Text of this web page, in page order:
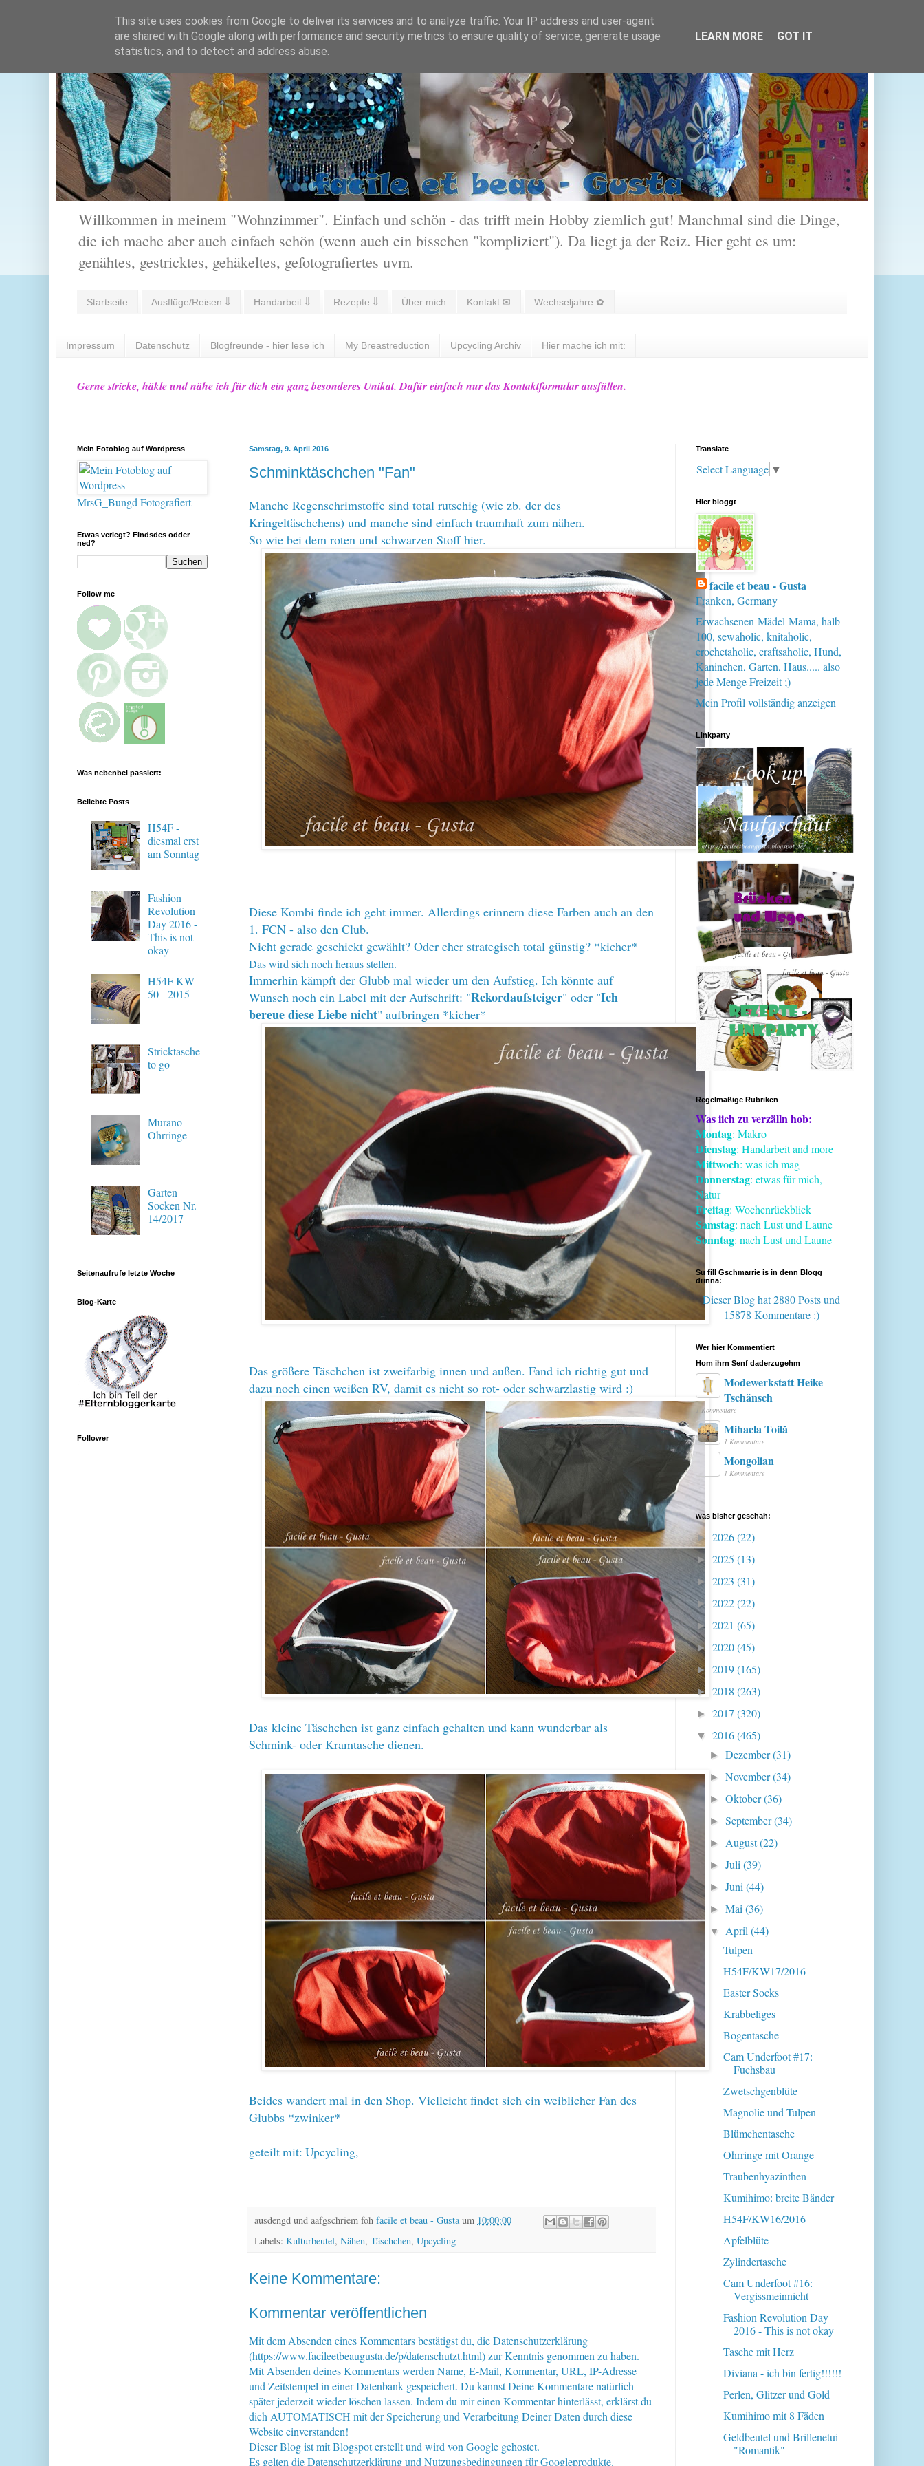
Willkommen in meinem "Wohnzimmer". Einfach und schön - das trifft mein Hobby ziemlich gut! Manchmal sind die Dinge,
die ich mache aber auch einfach schön (wenn auch ein bisschen "kompliziert"). Da liegt ja der Reiz. Hier geht es um:
genähtes, gestricktes, gehäkeltes, gefotografiertes uvm.
Startseite Ausflüge/Reisen ⇓ Handarbeit ⇓ Rezepte ⇓ Über mich Kontakt ✉ Wechseljahre ✿
Impressum Datenschutz Blogfreunde - hier lese ich My Breastreduction Upcycling Archiv Hier mache ich mit:
Gerne stricke, häkle und nähe ich für dich ein ganz besonderes Unikat. Dafür einfach nur das Kontaktformular ausfüllen.
Samstag, 9. April 2016
Schminktäschchen "Fan"
Manche Regenschrimstoffe sind total rutschig (wie zb. der des
Kringeltäschchens) und manche sind einfach traumhaft zum nähen.
So wie bei dem roten und schwarzen Stoff hier.
Diese Kombi finde ich geht immer. Allerdings erinnern diese Farben auch an den
1. FCN - also den Club.
Nicht gerade geschickt gewählt? Oder eher strategisch total günstig? *kicher*
Das wird sich noch heraus stellen.
Immerhin kämpft der Glubb mal wieder um den Aufstieg. Ich könnte auf
Wunsch noch ein Label mit der Aufschrift: "Rekordaufsteiger" oder "Ich
bereue diese Liebe nicht" aufbringen *kicher*
Das größere Täschchen ist zweifarbig innen und außen. Fand ich richtig gut und
dazu noch einen weißen RV, damit es nicht so rot- oder schwarzlastig wird :)
Das kleine Täschchen ist ganz einfach gehalten und kann wunderbar als
Schmink- oder Kramtasche dienen.
Beides wandert mal in den Shop. Vielleicht findet sich ein weiblicher Fan des
Glubbs *zwinker*
geteilt mit: Upcycling,
ausdengd und aafgschriem foh facile et beau - Gusta um 10:00:00
Labels: Kulturbeutel, Nähen, Täschchen, Upcycling
Keine Kommentare:
Kommentar veröffentlichen
Mit dem Absenden eines Kommentars bestätigst du, die Datenschutzerklärung
(https://www.facileetbeaugusta.de/p/datenschutzt.html) zur Kenntnis genommen zu haben.
Mit Absenden deines Kommentars werden Name, E-Mail, Kommentar, URL, IP-Adresse
und Zeitstempel in einer Datenbank gespeichert. Du kannst Deine Kommentare natürlich
später jederzeit wieder löschen lassen. Indem du mir einen Kommentar hinterlässt, erklärst du
dich AUTOMATISCH mit der Speicherung und Verarbeitung Deiner Daten durch diese
Website einverstanden!
Dieser Blog ist mit Blogspot erstellt und wird von Google gehostet.
Es gelten die Datenschutzerklärung und Nutzungsbedingungen für Googleprodukte.
Mein Fotoblog auf Wordpress
MrsG_Bungd Fotografiert
Etwas verlegt? Findsdes odder
ned?
Follow me
Was nebenbei passiert:
Beliebte Posts
H54F -
diesmal erst
am Sonntag
Fashion
Revolution
Day 2016 -
This is not
okay
H54F KW
50 - 2015
Stricktasche
to go
Murano-
Ohrringe
Garten -
Socken Nr.
14/2017
Seitenaufrufe letzte Woche
Blog-Karte
Follower
Translate
Select Language ▼
Hier bloggt
facile et beau - Gusta
Franken, Germany
Erwachsenen-Mädel-Mama, halb
100, sewaholic, knitaholic,
crochetaholic, craftsaholic, Hund,
Kaninchen, Garten, Haus..... also
jede Menge Freizeit ;)
Mein Profil vollständig anzeigen
Linkparty
Regelmäßige Rubriken
Was iich zu verzälln hob:
Montag: Makro
Dienstag: Handarbeit and more
Mittwoch: was ich mag
Donnerstag: etwas für mich,
Natur
Freitag: Wochenrückblick
Samstag: nach Lust und Laune
Sonntag: nach Lust und Laune
Su fill Gschmarrie is in denn Blogg
drinna:
Dieser Blog hat 2880 Postsund
15878 Kommentare :)
Wer hier Kommentiert
Hom ihrn Senf daderzugehm
Modewerkstatt Heike
Tschänsch
1 Kommentare
Mihaela Toilă
1 Kommentare
Mongolian
1 Kommentare
was bisher geschah:
► 2026(22)
► 2025 (13)
► 2023 (31)
► 2022(22)
► 2021 (65)
► 2020(45)
► 2019(165)
► 2018 (263)
► 2017 (320)
▼ 2016(465)
►Dezember(31)
►November(34)
►Oktober(36)
►September(34)
► August(22)
►Juli(39)
►Juni(44)
►Mai(36)
▼ April(44)
Tulpen
H54F/KW17/2016
Easter Socks
Krabbeliges
Bogentasche
Cam Underfoot #17:
Fuchsbau
Zwetschgenblüte
Magnolie und Tulpen
Blümchentasche
Ohrringe mit Orange
Traubenhyazinthen
Kumihimo: breite Bänder
H54F/KW16/2016
Apfelblüte
Zylindertasche
Cam Underfoot #16:
Vergissmeinnicht
Fashion Revolution Day
2016 - This is not okay
Tasche mit Herz
Diviana - ich bin fertig!!!!!!
Perlen, Glitzer und Gold
Kumihimo mit 8 Fäden
Geldbeutel und Brillenetui
"Romantik"
This site uses cookies from Google to deliver its services and to analyze traffic. Your IP address and user-agent
are shared with Google along with performance and security metrics to ensure quality of service, generate usage
statistics, and to detect and address abuse.
LEARN MORE GOT IT